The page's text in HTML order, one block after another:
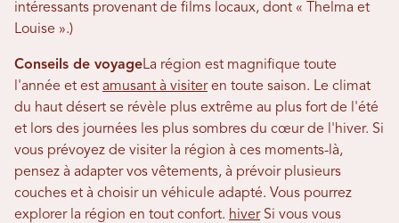
intéressants provenant de films locaux, dont « Thelma et
Louise ».)
Conseils de voyageLa région est magnifique toute
l'année et est amusant à visiteren toute saison. Le climat
du haut désert se révèle plus extrême au plus fort de l'été
et lors des journées les plus sombres du cœur de l'hiver. Si
vous prévoyez de visiter la région à ces moments-là,
pensez à adapter vos vêtements, à prévoir plusieurs
couches et à choisir un véhicule adapté. Vous pourrez
explorer la région en tout confort. hiverSi vous vous